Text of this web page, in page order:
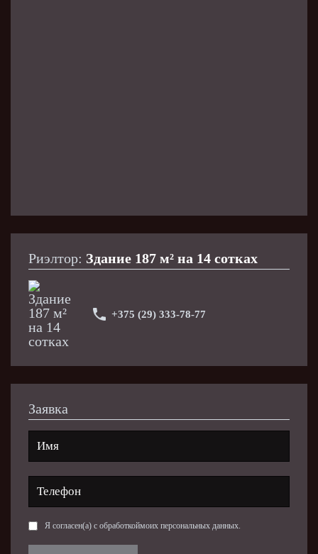
Риэлтор: Здание 187 м² на 14 сотках
+375 (29) 333-78-77
Заявка
Я согласен(а) с обработкоймоих персональных данных.